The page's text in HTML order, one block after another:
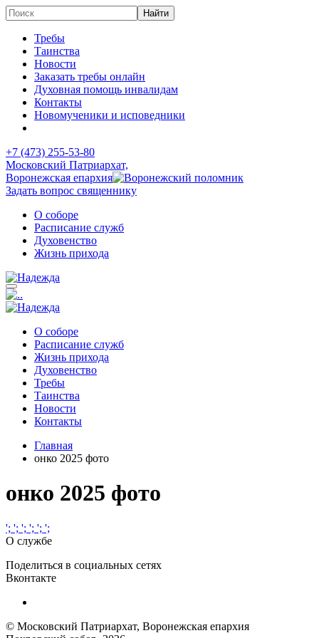
Требы
Таинства
Новости
Заказать требы онлайн
Духовная помощь инвалидам
Контакты
Новомученики и исповедники
+7 (473) 255-53-80
Московский Патриархат,
Воронежская епархия
Задать вопрос священнику
О соборе
Расписание служб
Духовенство
Жизнь прихода
О соборе
Расписание служб
Жизнь прихода
Духовенство
Требы
Таинства
Новости
Контакты
Главная
онко 2025 фото
онко 2025 фото
'; '; '; '; '; ';
О службе
Поделиться в социальных сетях
Вконтакте
© Московский Патриархат, Воронежcкая епархия